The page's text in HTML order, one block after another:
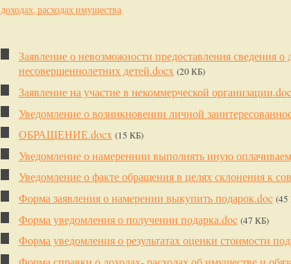
доходах, расходах имущества
Заявление о невозможности предоставления сведения
несовершеннолетних детей.docx (20 КБ)
Заявление на участие в некоммерческой организации.doc
Уведомление о возникновении личной
ОБРАЩЕНИЕ.docx (15 КБ)
Уведомление о намереннии выполнять иную
Уведомление о факте обращения в целях склонения к
Форма заявления о намерении выкупить подарок.doc (45
Форма уведомления о получении подарка.doc (47 КБ)
Форма уведомления о результатах оценки стоимости